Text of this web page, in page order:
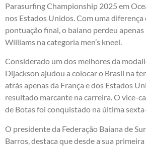
Parasurfing Championship 2025 em
nos Estados Unidos. Com uma diferença
pontuação final, o baiano perdeu
Williams na categoria men’s kneel.
Considerado um dos melhores da
Dijackson ajudou a colocar o Brasil na
atrás apenas da França e dos Estados
resultado marcante na carreira. O vice-
de Botas foi conquistado na última
O presidente da Federação Baiana de
Barros, destaca que desde a sua